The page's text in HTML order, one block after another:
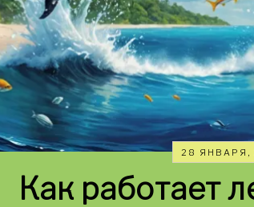
28 ЯНВАРЯ,
Как работает